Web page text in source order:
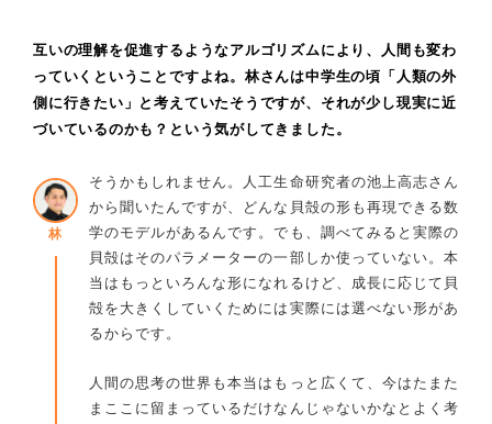
互いの理解を促進するようなアルゴリズムにより、人間も変わ
っていくということですよね。林さんは中学生の頃「人類の外
側に行きたい」と考えていたそうですが、それが少し現実に近
づいているのかも？という気がしてきました。
林
そうかもしれません。人工生命研究者の池上高志さん
から聞いたんですが、どんな貝殻の形も再現できる数
学のモデルがあるんです。でも、調べてみると実際の
貝殻はそのパラメーターの一部しか使っていない。本
当はもっといろんな形になれるけど、成長に応じて貝
殻を大きくしていくためには実際には選べない形があ
るからです。
人間の思考の世界も本当はもっと広くて、今はたまた
まここに留まっているだけなんじゃないかなとよく考